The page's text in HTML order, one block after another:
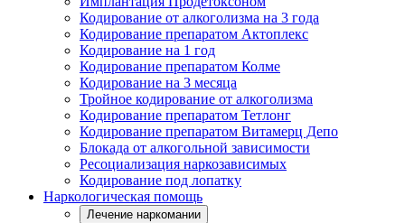
Кодирование от алкоголизма на 3 года
Кодирование препаратом Актоплекс
Кодирование на 1 год
Кодирование препаратом Колме
Кодирование на 3 месяца
Тройное кодирование от алкоголизма
Кодирование препаратом Тетлонг
Кодирование препаратом Витамерц Депо
Блокада от алкогольной зависимости
Ресоциализация наркозависимых
Кодирование под лопатку
Наркологическая помощь
Лечение наркомании